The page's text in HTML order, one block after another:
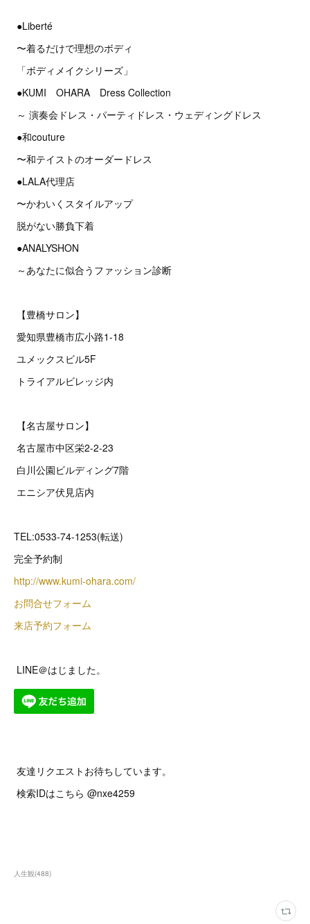
●Liberté
〜着るだけで理想のボディ
「ボディメイクシリーズ」
●KUMI OHARA Dress Collection
～ 演奏会ドレス・パーティドレス・ウェディングドレス
●和couture
〜和テイストのオーダードレス
●LALA代理店
〜かわいくスタイルアップ
脱がない勝負下着
●ANALYSHON
～あなたに似合うファッション診断
【豊橋サロン】
愛知県豊橋市広小路1-18
ユメックスビル5F
トライアルビレッジ内
【名古屋サロン】
名古屋市中区栄2‐2‐23
白川公園ビルディング7階
エニシア伏見店内
TEL:0533-74-1253(転送)
完全予約制
http://www.kumi-ohara.com/
お問合せフォーム
来店予約フォーム
LINE＠はじました。
友達リクエストお待ちしています。
検索IDはこちら @nxe4259
人生観(488)